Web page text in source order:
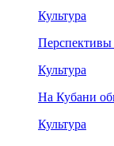
Культура
Перспективы
Культура
На Кубани
Культура